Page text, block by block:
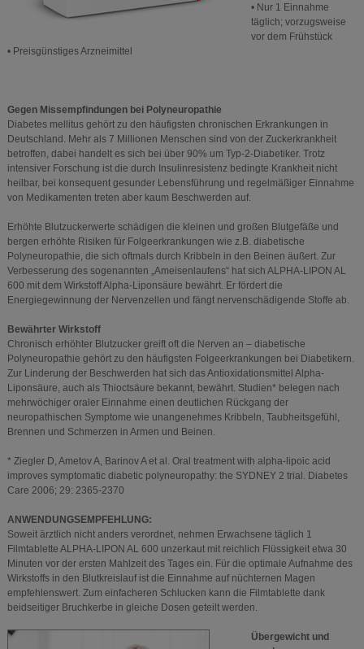
• Nur 1 Einnahme
täglich; vorzugsweise
vor dem Frühstück
• Preisgünstiges Arzneimittel
Gegen Missempfindungen bei Polyneuropathie
Diabetes mellitus gehört zu den häufigsten chronischen Erkrankungen in
Deutschland. Mehr als 7 Millionen Menschen sind von der Zuckerkrankheit
betroffen, dabei handelt es sich bei über 90% um Typ-2-Diabetiker. Trotz
intensiver Forschung ist die durch Insulinresistenz bedingte Krankheit nicht
heilbar, bei konsequent gesunder Lebensführung und regelmäßiger Einnahme
von Medikamenten treten aber kaum Beschwerden auf.
Erhöhte Blutzuckerwerte schädigen die kleinen und großen Blutgefäße und
bergen erhöhte Risiken für Folgeerkrankungen wie z.B. diabetische
Polyneuropathie, die sich oftmals durch Kribbeln in den Beinen äußert. Zur
Verbesserung des sogenannten „Ameisenlaufens“ hat sich ALPHA-LIPON AL
600 mit dem Wirkstoff Alpha-Liponsäure bewährt. Er fördert die
Energiegewinnung der Nervenzellen und fängt nervenschädigende Stoffe ab.
Bewährter Wirkstoff
Chronisch erhöhter Blutzucker greift oft die Nerven an – diabetische
Polyneuropathie gehört zu den häufigsten Folgeerkrankungen bei Diabetikern.
Zur Linderung der Beschwerden hat sich das Antioxidationsmittel Alpha-
Liponsäure, auch als Thioctsäure bekannt, bewährt. Studien* belegen nach
mehrwöchiger oraler Einnahme einen deutlichen Rückgang der
neuropathischen Symptome wie unangenehmes Kribbeln, Taubheitsgefühl,
Brennen und Schmerzen in Armen und Beinen.
* Ziegler D, Ametov A, Barinov A et al. Oral treatment with alpha-lipoic acid
improves symptomatic diabetic polyneuropathy: the SYDNEY 2 trial. Diabetes
Care 2006; 29: 2365-2370
ANWENDUNGSEMPFEHLUNG:
Soweit ärztlich nicht anders verordnet, nehmen Erwachsene täglich 1
Filmtablette ALPHA-LIPON AL 600 unzerkaut mit reichlich Flüssigkeit etwa 30
Minuten vor der ersten Mahlzeit des Tages ein. Für die optimale Aufnahme des
Wirkstoffs in den Blutkreislauf ist die Einnahme auf nüchternen Magen
empfehlenswert. Zum einfacheren Schlucken kann die Filmtablette dank
beidseitiger Bruchkerbe in gleiche Dosen geteilt werden.
Übergewicht und